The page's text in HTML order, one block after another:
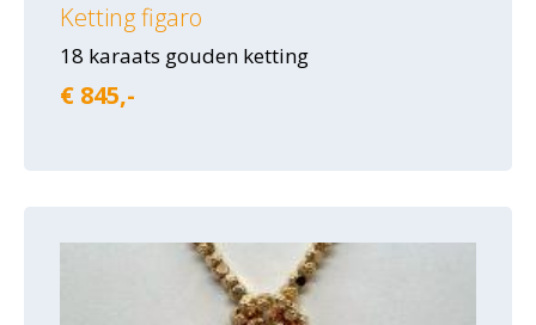
Ketting figaro
18 karaats gouden ketting
€ 845,-